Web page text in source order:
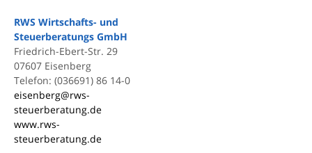
RWS Wirtschafts- und
Steuerberatungs GmbH
Friedrich-Ebert-Str. 29
07607 Eisenberg
Telefon: (036691) 86 14-0
eisenberg@rws-
steuerberatung.de
www.rws-
steuerberatung.de